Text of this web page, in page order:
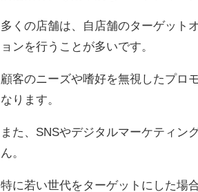
多くの店舗は、自店舗のターゲット
ョンを行うことが多いです。
顧客のニーズや嗜好を無視したプロ
なります。
また、SNSやデジタルマーケティン
ん。
特に若い世代をターゲットにした場